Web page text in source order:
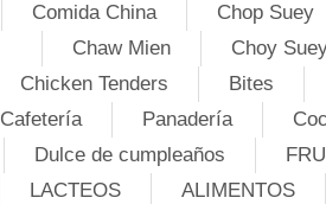
Comida China
Chop Suey
Chaw Mien
Choy
Chicken Tenders
Bites
Cafetería
Panadería
Dulce de cumpleaños
LACTEOS
ALIMENTOS